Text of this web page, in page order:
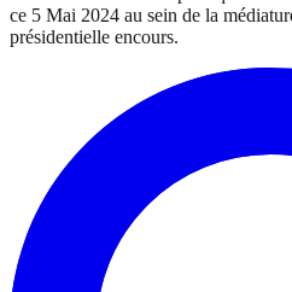
ce 5 Mai 2024 au sein de la
présidentielle encours.